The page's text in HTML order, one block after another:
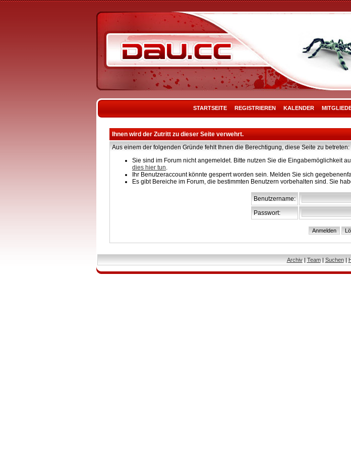
STARTSEITE REGISTRIEREN KALENDER
Ihnen wird der Zutritt zu dieser Seite verwehrt.
Aus einem der folgenden Gründe fehlt Ihnen die Berechtigung, diese Seite zu betreten:
Sie sind im Forum nicht angemeldet. Bitte nutzen Sie die Eingabemöglichkeit
dies hier tun.
Ihr Benutzeraccount könnte gesperrt worden sein. Melden Sie sich
Es gibt Bereiche im Forum, die bestimmten Benutzern vorbehalten sind. Sie
Benutzername:
Passwort:
Archiv| Team| Suchen|